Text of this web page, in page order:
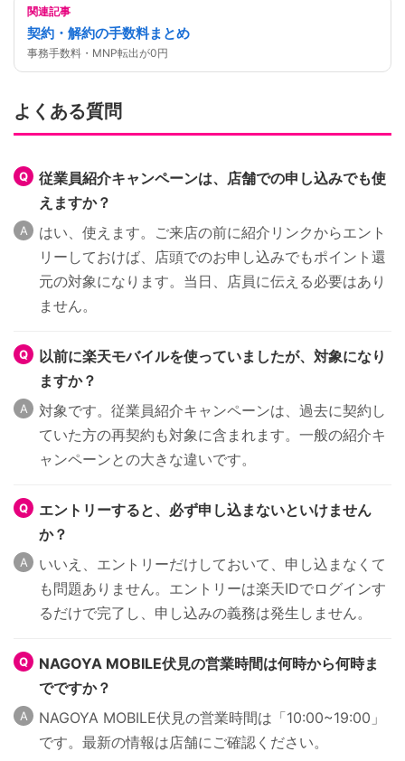
関連記事
契約・解約の手数料まとめ
事務手数料・MNP転出が0円
よくある質問
従業員紹介キャンペーンは、店舗での申し込みでも使
えますか？
はい、使えます。ご来店の前に紹介リンクからエント
リーしておけば、店頭でのお申し込みでもポイント還
元の対象になります。当日、店員に伝える必要はあり
ません。
以前に楽天モバイルを使っていましたが、対象になり
ますか？
対象です。従業員紹介キャンペーンは、過去に契約し
ていた方の再契約も対象に含まれます。一般の紹介キ
ャンペーンとの大きな違いです。
エントリーすると、必ず申し込まないといけません
か？
いいえ、エントリーだけしておいて、申し込まなくて
も問題ありません。エントリーは楽天IDでログインす
るだけで完了し、申し込みの義務は発生しません。
NAGOYA MOBILE伏見の営業時間は何時から何時ま
でですか？
NAGOYA MOBILE伏見の営業時間は「10:00~19:00」
です。最新の情報は店舗にご確認ください。